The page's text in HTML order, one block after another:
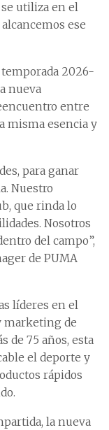
utiliza en el
ese
2026-
nueva
entre
misma esencia y
para ganar
Nuestro
que rinda lo
Nosotros
del campo”,
de PUMA
líderes en el
marketing de
de 75 años, esta
el deporte y
rápidos
la nueva